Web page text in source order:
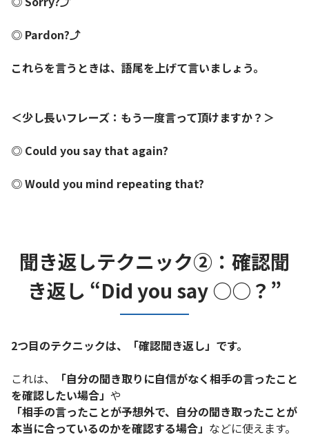
◎ Pardon?⤴
これらを言うときは、語尾を上げて言いましょう。
＜少し長いフレーズ：もう一度言って頂けますか？＞
◎ Could you say that again?
◎ Would you mind repeating that?
聞き返しテクニック②：確認聞
き返し “Did you say ○○？”
2つ目のテクニックは、「確認聞き返し」です。
これは、
「自分の聞き取りに自信がなく相手の言ったこと
を確認したい場合」 や
「相手の言ったことが予想外で、自分の聞き取ったことが
本当に合っているのかを確認する場合」 などに使えます。